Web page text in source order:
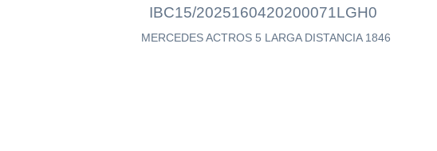
IBC15/2025160420200071LGH0
MERCEDES ACTROS 5 LARGA DISTANCIA 1846